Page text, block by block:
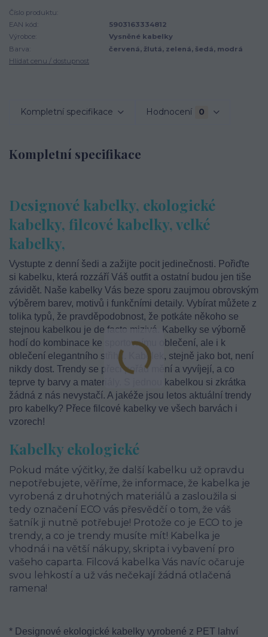
Číslo produktu:
EAN kód:
5903163334812
Výrobce:
Vysněné kabelky
Barva:
červená, žlutá, zelená, šedá, modrá
Hlídat cenu / dostupnost
Kompletní specifikace Hodnocení 0
Kompletní specifikace
Designové kabelky, ekologické
kabelky, filcové kabelky, velké
kabelky,
Vystupte z denní šedi a zažijte pocit jedinečnosti. Pořiďte
si kabelku, která rozzáří Váš outfit a ostatní budou jen tiše
závidět. Naše kabelky Vás beze sporu zaujmou obrovským
výběrem barev, motivů i funkčními detaily. Vybírat můžete z
tolika typů, že pravděpodobnost, že potkáte někoho se
stejnou kabelkou je de facto mizivá. Kabelky se výborně
hodí do kombinace ke sportovnímu oblečení, ale i k
oblečení elegantního střihu. Kabelek, stejně jako bot, není
nikdy dost. Trendy se přeci pořád mění a vyvíjejí, a co
teprve ty barvy a materiály. S jednou kabelkou si zkrátka
žádná z nás nevystačí. A jakéže jsou letos aktuální trendy
pro kabelky? Přece filcové kabelky ve všech barvách i
vzorech!
Kabelky ekologické
Pokud máte výčitky, že další kabelku už opravdu
nepotřebujete, věříme, že informace, že kabelka je
vyrobená z druhotných materiálů a zasloužila si
tedy označení ECO vás přesvědčí o tom, že váš
šatník ji nutně potřebuje! Protože co je ECO to je
trendy, a co je trendy musíte mít! Kabelka je
vhodná i na větší nákupy, skripta i vybavení pro
vašeho caparta. Filcová kabelka Vás navíc očaruje
svou lehkostí a už vás nečekají žádná otlačená
ramena!
* Designové ekologické kabelky vyrobené z PET lahví